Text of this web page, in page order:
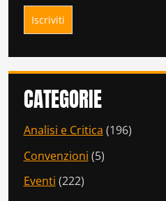
CATEGORIE
Analisi e Critica (196)
Convenzioni (5)
Eventi (222)